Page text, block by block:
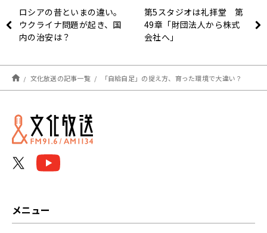
ロシアの昔といまの違い。
ウクライナ問題が起き、国
内の治安は？
第5スタジオは礼拝堂 第
49章「財団法人から株式
会社へ」
文化放送の記事一覧 「自給自足」の捉え方、育った環境で大違い？
メニュー